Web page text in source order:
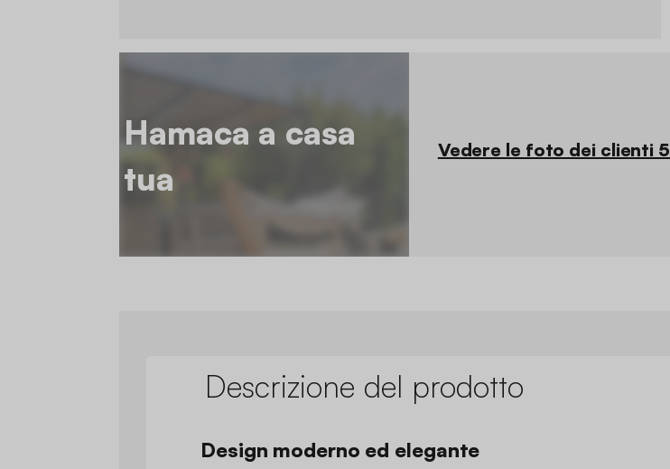
Hamaca a casa
tua
Vedere le foto dei clienti 5
Descrizione del prodotto
Design moderno ed elegante